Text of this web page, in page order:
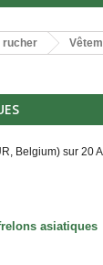
rucher
Belgium) sur 20
asiatiques